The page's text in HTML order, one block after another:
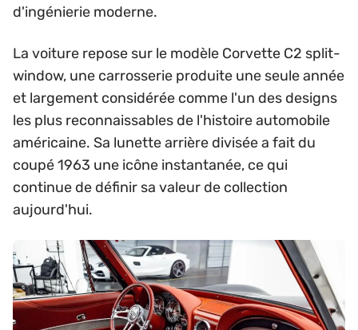
d'ingénierie moderne.
La voiture repose sur le modèle Corvette C2 split-
window, une carrosserie produite une seule année
et largement considérée comme l'un des designs
les plus reconnaissables de l'histoire automobile
américaine. Sa lunette arrière divisée a fait du
coupé 1963 une icône instantanée, ce qui
continue de définir sa valeur de collection
aujourd'hui.